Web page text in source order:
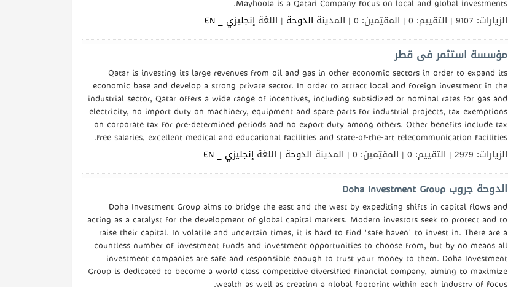
Mayhoola is a Qatari Company focus on local and global investments.
الزيارات: 9107 | التقييم: 0 | المقيّمين: 0 | المدينة
الدوحة | اللغة إنجليزي _ EN
مؤسسة استثمر فى قطر
Qatar is investing its large revenues from oil and gas in other economic sectors in order to expand its
economic base and develop a strong private sector. In order to attract local and foreign investment in the
industrial sector, Qatar offers a wide range of incentives, including subsidized or nominal rates for gas and
electricity, no import duty on machinery, equipment and spare parts for industrial projects, tax exemptions
on corporate tax for pre-determined periods and no export duty among others. Other benefits include tax
free salaries, excellent medical and educational facilities and state-of-the-art telecommunication facilities.
الزيارات: 2979 | التقييم: 0 | المقيّمين: 0 | المدينة
الدوحة | اللغة إنجليزي _ EN
الدوحة جروب Doha Investment Group
Doha Investment Group aims to bridge the east and the west by expediting shifts in capital flows and
acting as a catalyst for the development of global capital markets. Modern investors seek to protect and to
raise their capital. In volatile and uncertain times, it is hard to find 'safe haven' to invest in. There are a
countless number of investment funds and investment opportunities to choose from, but by no means all
investment companies are safe and responsible enough to trust your money to them. Doha Investment
Group is dedicated to become a world class competitive diversified financial company, aiming to maximize